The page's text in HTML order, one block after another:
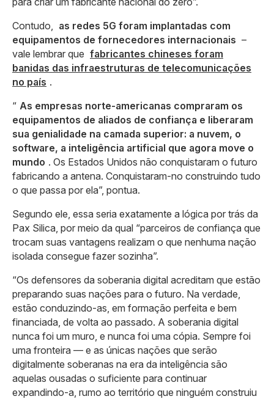
Contudo,
as redes 5G foram implantadas com
equipamentos de fornecedores internacionais –
vale lembrar que fabricantes chineses foram
banidas das infraestruturas de telecomunicações
no país .
“ As empresas norte-americanas compraram os
equipamentos de aliados de confiança e liberaram
sua genialidade na camada superior: a nuvem, o
software, a inteligência artificial que agora move o
mundo . Os Estados Unidos não conquistaram o futuro
fabricando a antena. Conquistaram-no construindo tudo
o que passa por ela”, pontua.
Segundo ele, essa seria exatamente a lógica por trás da
Pax Silica, por meio da qual “parceiros de confiança que
trocam suas vantagens realizam o que nenhuma nação
isolada consegue fazer sozinha”.
“Os defensores da soberania digital acreditam que estão
preparando suas nações para o futuro. Na verdade,
estão conduzindo-as, em formação perfeita e bem
financiada, de volta ao passado. A soberania digital
nunca foi um muro, e nunca foi uma cópia. Sempre foi
uma fronteira — e as únicas nações que serão
digitalmente soberanas na era da inteligência são
aquelas ousadas o suficiente para continuar
expandindo-a, rumo ao território que ninguém construiu